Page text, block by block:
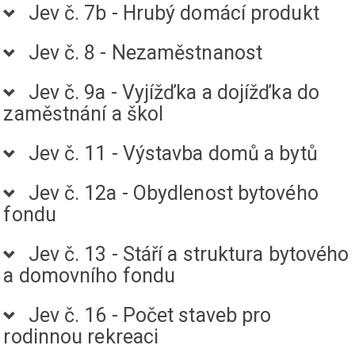
Jev č. 7b - Hrubý domácí produkt
Jev č. 8 - Nezaměstnanost
Jev č. 9a - Vyjížďka a dojížďka do
zaměstnání a škol
Jev č. 11 - Výstavba domů a bytů
Jev č. 12a - Obydlenost bytového
fondu
Jev č. 13 - Stáří a struktura bytového
a domovního fondu
Jev č. 16 - Počet staveb pro
rodinnou rekreaci